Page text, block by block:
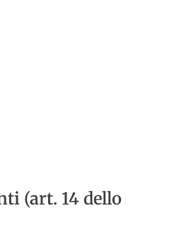
(art. 14 dello